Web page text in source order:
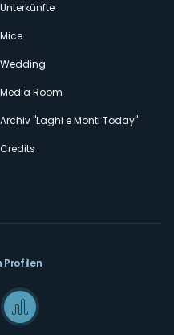
Unterkünfte
Mice
Wedding
Media Room
Archiv "Laghi e Monti Today"
Credits
Profilen